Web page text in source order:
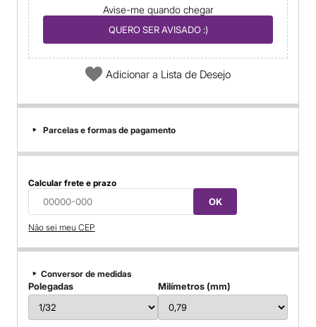
Avise-me quando chegar
QUERO SER AVISADO :)
Adicionar a Lista de Desejo
Parcelas e formas de pagamento
Calcular frete e prazo
OK
Não sei meu CEP
Conversor de medidas
Polegadas Milímetros (mm)